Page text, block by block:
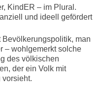
KindER – im Plural.
und ideell gefördert
man
– wohlgemerkt solche
des völkischen
der ein Volk mit
vorsieht.